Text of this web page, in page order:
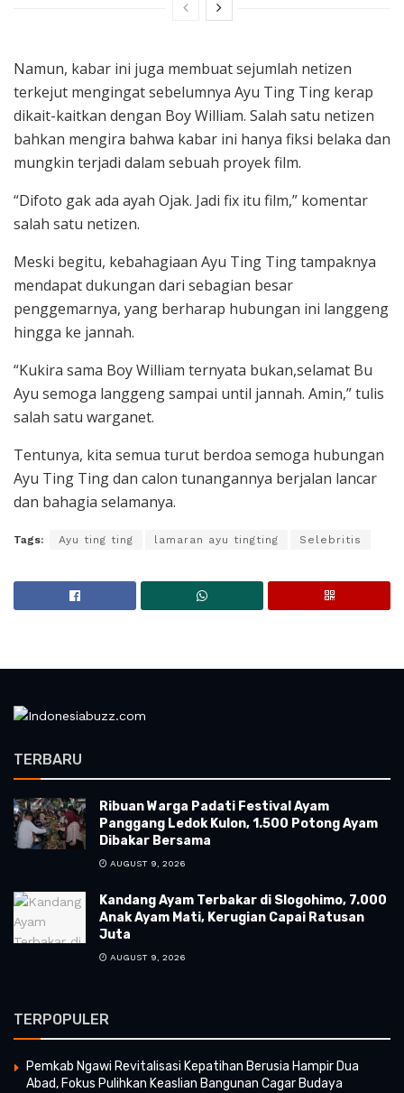
Namun, kabar ini juga membuat sejumlah netizen
terkejut mengingat sebelumnya Ayu Ting Ting kerap
dikait-kaitkan dengan Boy William. Salah satu netizen
bahkan mengira bahwa kabar ini hanya fiksi belaka dan
mungkin terjadi dalam sebuah proyek film.
“Difoto gak ada ayah Ojak. Jadi fix itu film,” komentar
salah satu netizen.
Meski begitu, kebahagiaan Ayu Ting Ting tampaknya
mendapat dukungan dari sebagian besar
penggemarnya, yang berharap hubungan ini langgeng
hingga ke jannah.
“Kukira sama Boy William ternyata bukan,selamat Bu
Ayu semoga langgeng sampai until jannah. Amin,” tulis
salah satu warganet.
Tentunya, kita semua turut berdoa semoga hubungan
Ayu Ting Ting dan calon tunangannya berjalan lancar
dan bahagia selamanya.
Tags: Ayu ting ting lamaran ayu tingting Selebritis
TERBARU
Ribuan Warga Padati Festival Ayam
Panggang Ledok Kulon, 1.500 Potong Ayam
Dibakar Bersama
AUGUST 9, 2026
Kandang Ayam Terbakar di Slogohimo, 7.000
Anak Ayam Mati, Kerugian Capai Ratusan
Juta
AUGUST 9, 2026
TERPOPULER
Pemkab Ngawi Revitalisasi Kepatihan Berusia Hampir Dua
Abad, Fokus Pulihkan Keaslian Bangunan Cagar Budaya